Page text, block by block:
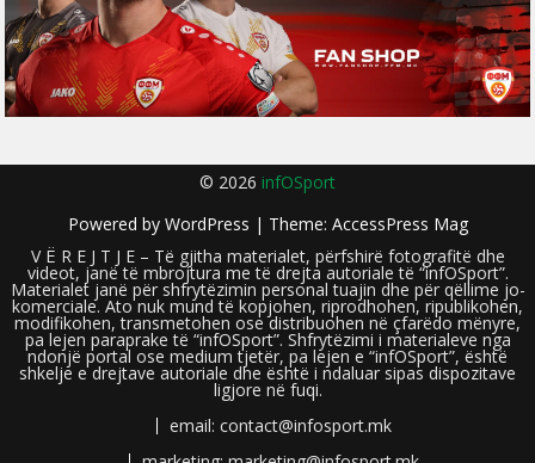
© 2026 infOSport
Powered by WordPress | Theme: AccessPress Mag
V Ë R E J T J E – Të gjitha materialet, përfshirë fotografitë dhe
videot, janë të mbrojtura me të drejta autoriale të “infOSport”.
Materialet janë për shfrytëzimin personal tuajin dhe për qëllime jo-
komerciale. Ato nuk mund të kopjohen, riprodhohen, ripublikohen,
modifikohen, transmetohen ose distribuohen në çfarëdo mënyre,
pa lejen paraprake të “infOSport”. Shfrytëzimi i materialeve nga
ndonjë portal ose medium tjetër, pa lejen e “infOSport”, është
shkelje e drejtave autoriale dhe është i ndaluar sipas dispozitave
ligjore në fuqi.
email: contact@infosport.mk